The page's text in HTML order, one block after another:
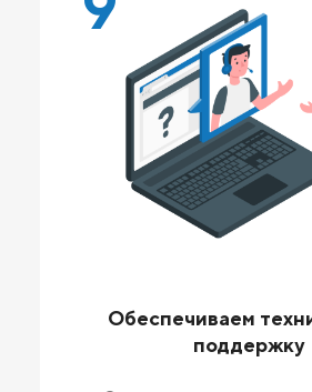
Обеспечиваем
поддержку